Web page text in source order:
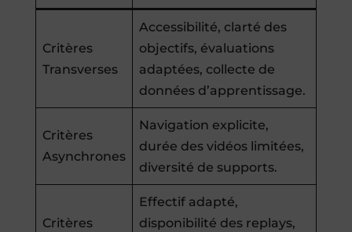
Critères
Transverses
Accessibilité, clarté des
objectifs, évaluations
adaptées, collecte de
données d’apprentissage.
Critères
Asynchrones
Navigation explicite,
durée des vidéos limitées,
diversité de supports.
Critères
Effectif adapté,
disponibilité des replays,